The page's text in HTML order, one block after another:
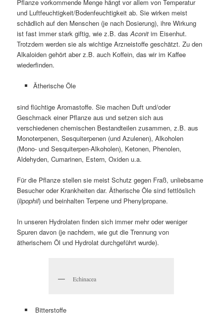
Pflanze vorkommende Menge hängt vor allem von Temperatur
und Luftfeuchtigkeit/Bodenfeuchtigkeit ab. Sie wirken meist
schädlich auf den Menschen (je nach Dosierung), ihre Wirkung
ist fast immer stark giftig, wie z.B. dasAconit im Eisenhut.
Trotzdem werden sie als wichtige Arzneistoffe geschätzt. Zu den
Alkaloiden gehört aber z.B. auch Koffein, das wir im Kaffee
wiederfinden.
Ätherische Öle
sind flüchtige Aromastoffe. Sie machen Duft und/oder
Geschmack einer Pflanze aus und setzen sich aus
verschiedenen chemischen Bestandteilen zusammen, z.B. aus
Monoterpenen, Sesquiterpenen (und Azulenen), Alkoholen
(Mono- und Sesquiterpen-Alkoholen), Ketonen, Phenolen,
Aldehyden, Cumarinen, Estern, Oxiden u.a.
Für die Pflanze stellen sie meist Schutz gegen Fraß, unliebsame
Besucher oder Krankheiten dar. Ätherische Öle sind fettlöslich
(lipophil) und beinhalten Terpene und Phenylpropane.
In unseren Hydrolaten finden sich immer mehr oder weniger
Spuren davon (je nachdem, wie gut die Trennung von
ätherischem Öl und Hydrolat durchgeführt wurde).
Echinacea
Bitterstoffe